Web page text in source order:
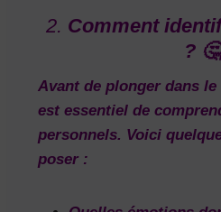
2. Comment
? 🤔
Avant de plonger dans
est essentiel de
personnels. Voici
poser :